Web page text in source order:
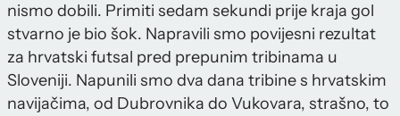
nismo dobili. Primiti sedam sekundi prije kraja gol
stvarno je bio šok. Napravili smo povijesni rezultat
za hrvatski futsal pred prepunim tribinama u
Sloveniji. Napunili smo dva dana tribine s hrvatskim
navijačima, od Dubrovnika do Vukovara, strašno, to